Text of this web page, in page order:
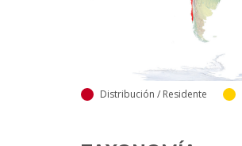
Distribución / Residente